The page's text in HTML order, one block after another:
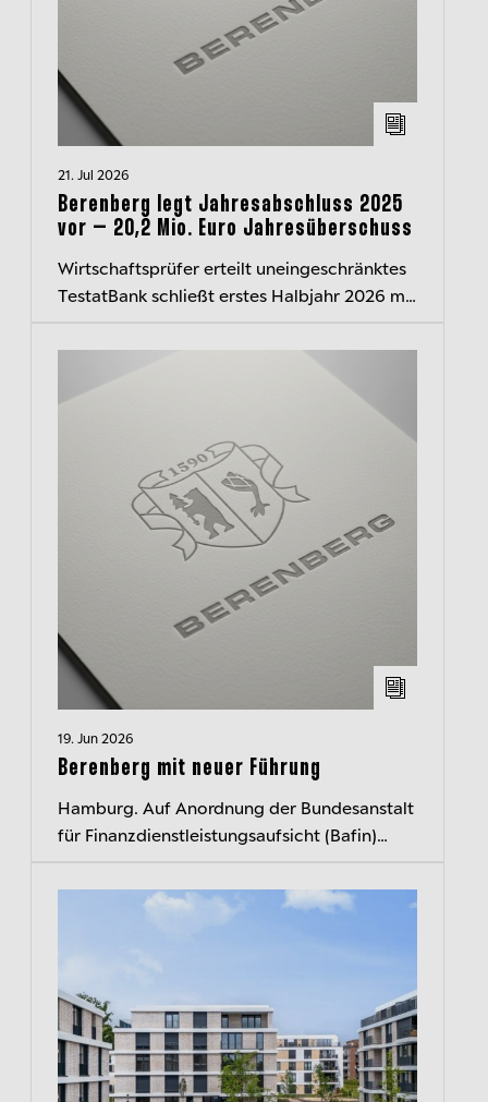
21. Jul 2026
Berenberg legt Jahresabschluss 2025
vor – 20,2 Mio. Euro Jahresüberschuss
Wirtschaftsprüfer erteilt uneingeschränktes
TestatBank schließt erstes Halbjahr 2026 mit
19. Jun 2026
Berenberg mit neuer Führung
Hamburg. Auf Anordnung der Bundesanstalt
für Finanzdienstleistungsaufsicht (Bafin)
Geschäftsleitungsmitglieder von Bere...